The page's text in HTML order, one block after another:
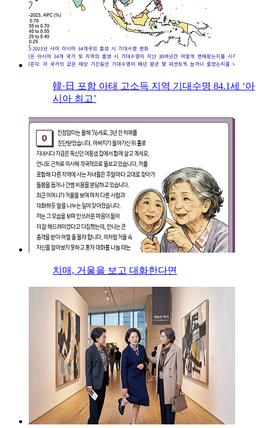
韓·日 포함 아태 고소득 지역 기대수명 84.1세 ‘아
시아 최고’
치매, 거울을 보고 대화한다면